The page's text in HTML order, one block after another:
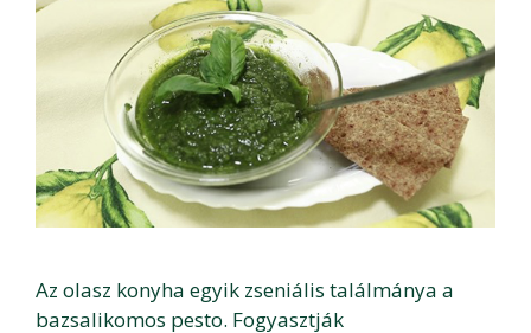
Az olasz konyha egyik zseniális találmánya a
bazsalikomos pesto. Fogyasztják